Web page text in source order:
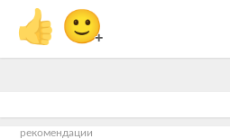
👍 🙂+
рекомендации